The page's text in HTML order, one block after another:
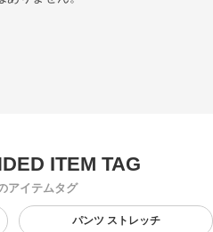
アイテムタグ
パンツ ストレッチ